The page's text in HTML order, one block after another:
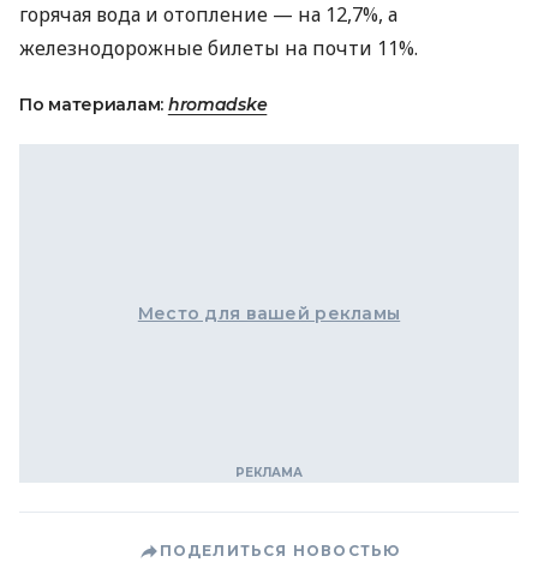
горячая вода и отопление — на 12,7%, а
железнодорожные билеты на почти 11%.
По материалам: hromadske
Место для вашей рекламы
ПОДЕЛИТЬСЯ НОВОСТЬЮ